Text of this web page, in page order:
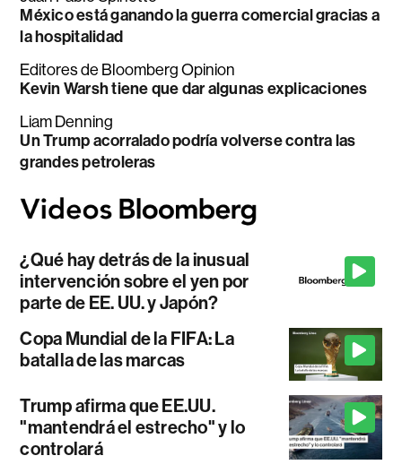
México está ganando la guerra comercial gracias a
la hospitalidad
Editores de Bloomberg Opinion
Kevin Warsh tiene que dar algunas explicaciones
Liam Denning
Un Trump acorralado podría volverse contra las
grandes petroleras
¿Qué hay detrás de la inusual
intervención sobre el yen por
parte de EE. UU. y Japón?
Copa Mundial de la FIFA: La
batalla de las marcas
Trump afirma que EE.UU.
"mantendrá el estrecho" y lo
controlará